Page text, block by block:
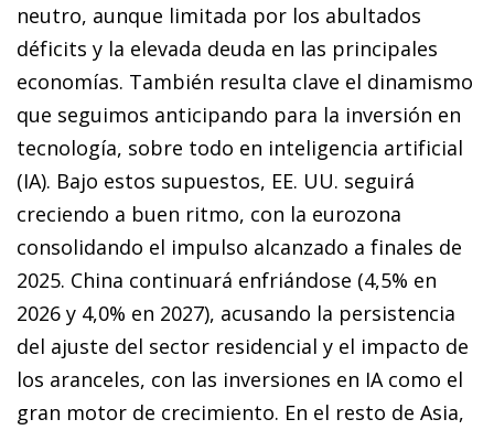
neutro, aunque limitada por los abultados
déficits y la elevada deuda en las principales
economías. También resulta clave el dinamismo
que seguimos anticipando para la inversión en
tecnología, sobre todo en inteligencia artificial
(IA). Bajo estos supuestos, EE. UU. seguirá
creciendo a buen ritmo, con la eurozona
consolidando el impulso alcanzado a finales de
2025. China continuará enfriándose (4,5% en
2026 y 4,0% en 2027), acusando la persistencia
del ajuste del sector residencial y el impacto de
los aranceles, con las inversiones en IA como el
gran motor de crecimiento. En el resto de Asia,